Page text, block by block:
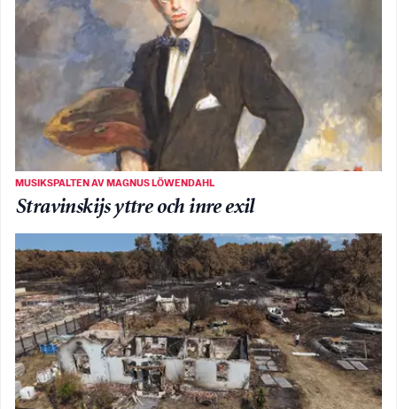
MUSIKSPALTEN AV MAGNUS LÖWENDAHL
Stravinskijs yttre och inre exil